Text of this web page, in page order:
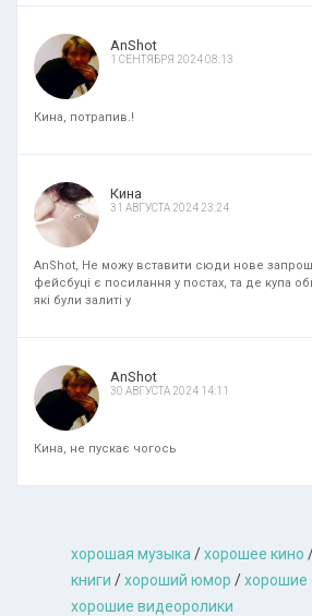
AnShot
1 СЕНТЯБРЯ 2024 08:13
Кина, потрапив.!
Кина
31 АВГУСТА 2024 23:24
AnShot, Не можу вставити сюди нове
фейсбуці є посилання у постах, та де купа
які були залиті у
AnShot
30 АВГУСТА 2024 14:11
Кина, не пускає чогось
хорошая музыкa /хорошее кино
книги /хороший юмор /хорошие
хорошие видеоролики